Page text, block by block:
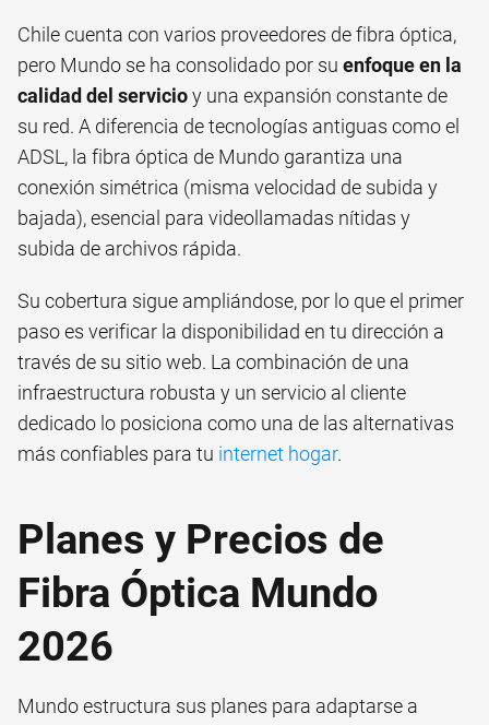
Chile cuenta con varios proveedores de fibra óptica,
pero Mundo se ha consolidado por su enfoque en la
calidad del servicioy una expansión constante de
su red. A diferencia de tecnologías antiguas como el
ADSL, la fibra óptica de Mundo garantiza una
conexión simétrica (misma velocidad de subida y
bajada), esencial para videollamadas nítidas y
subida de archivos rápida.
Su cobertura sigue ampliándose, por lo que el primer
paso es verificar la disponibilidad en tu dirección a
través de su sitio web. La combinación de una
infraestructura robusta y un servicio al cliente
dedicado lo posiciona como una de las alternativas
más confiables para tu internet hogar.
Planes y Precios de
Fibra Óptica Mundo
2026
Mundo estructura sus planes para adaptarse a